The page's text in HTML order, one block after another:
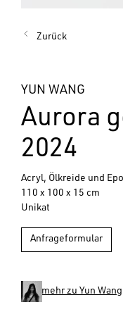
Zurück
YUN WANG
Aurora
2024
Acryl, Ölkreide und
110 x 100 x 15 cm
Unikat
Anfrageformular
mehr zu Yun Wang